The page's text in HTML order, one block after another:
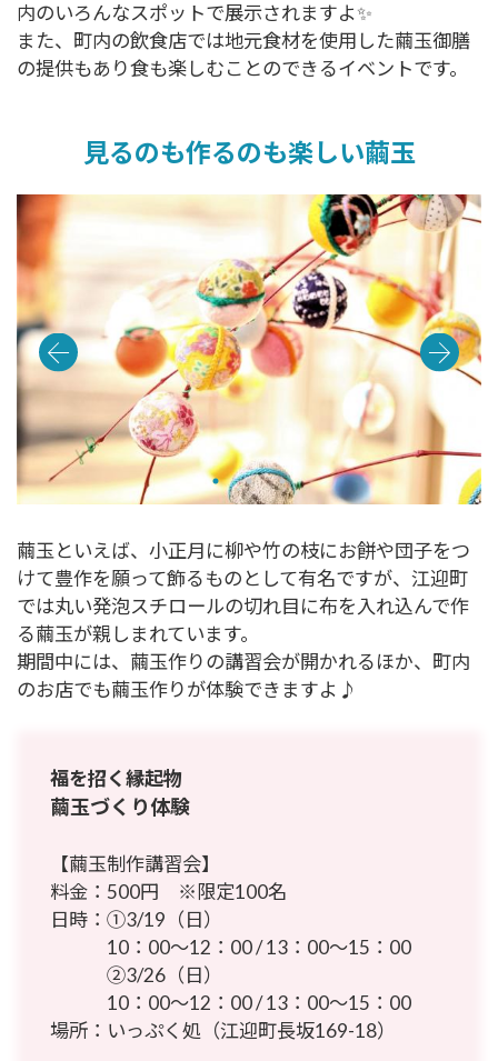
内のいろんなスポットで展示されますよ✨
また、町内の飲食店では地元食材を使用した繭玉御膳
の提供もあり食も楽しむことのできるイベントです。
見るのも作るのも楽しい繭玉
繭玉といえば、小正月に柳や竹の枝にお餅や団子をつ
けて豊作を願って飾るものとして有名ですが、江迎町
では丸い発泡スチロールの切れ目に布を入れ込んで作
る繭玉が親しまれています。
期間中には、繭玉作りの講習会が開かれるほか、町内
のお店でも繭玉作りが体験できますよ♪
福を招く縁起物
繭玉づくり体験
【繭玉制作講習会】
料金：500円 ※限定100名
日時：①3/19（日）
10：00～12：00 / 13：00～15：00
②3/26（日）
10：00～12：00 / 13：00～15：00
場所：いっぷく処（江迎町長坂169-18）